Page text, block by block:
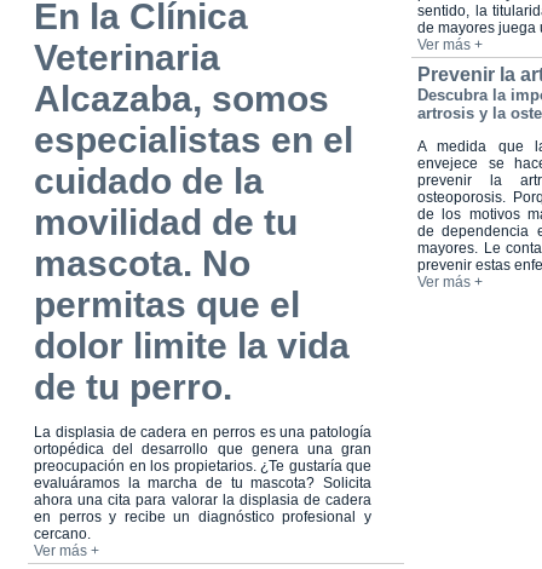
En la Clínica
Veterinaria
Alcazaba, somos
especialistas en el
cuidado de la
movilidad de tu
mascota. No
permitas que el
dolor limite la vida
de tu perro.
La displasia de cadera en perros es una patología
ortopédica del desarrollo que genera una gran
preocupación en los propietarios. ¿Te gustaría que
evaluáramos la marcha de tu mascota? Solicita
ahora una cita para valorar la displasia de cadera
en perros y recibe un diagnóstico profesional y
cercano.
Ver más +
sentido, la
de mayores juega
Ver más +
Prevenir la
Descubra la
artrosis y la
A medida que
envejece se
prevenir la
osteoporosis.
de los motivos
de dependencia
mayores. Le
prevenir estas
Ver más +